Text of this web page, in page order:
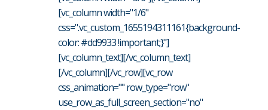
[vc_column width="1/6"
css=".vc_custom_1655194311161{background-
color: #dd9933 !important;}"]
[vc_column_text][/vc_column_text]
[/vc_column][/vc_row][vc_row
css_animation="" row_type="row"
use_row_as_full_screen_section="no"